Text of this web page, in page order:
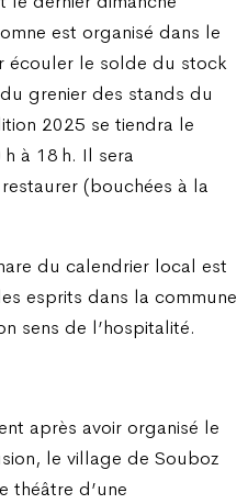
est organisé dans le
écouler le solde du stock
grenier des stands du
2025 se tiendra le
à 18 h. Il sera
(bouchées à la
du calendrier local est
esprits dans la commune
sens de l’hospitalité.
après avoir organisé le
le village de Souboz
théâtre d’une